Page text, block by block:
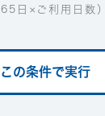
日×ご利用日数）
この条件で実行